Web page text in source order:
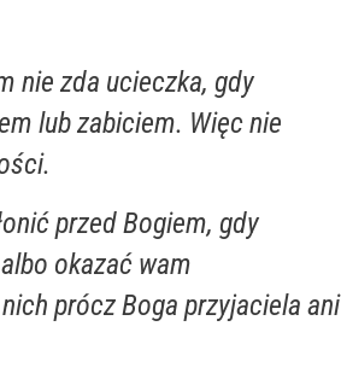
nie zda ucieczka, gdy
lub zabiciem. Więc nie
przed Bogiem, gdy
okazać wam
prócz Boga przyjaciela ani